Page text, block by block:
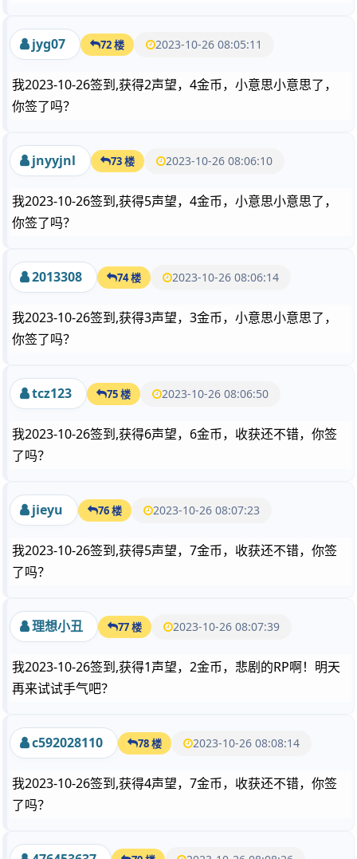
jyg07 72 楼 2023-10-26 08:05:11
我2023-10-26签到,获得2声望，4金币，小意思小意思了，
你签了吗？
jnyyjnl 73 楼 2023-10-26 08:06:10
我2023-10-26签到,获得5声望，4金币，小意思小意思了，
你签了吗？
2013308 74 楼 2023-10-26 08:06:14
我2023-10-26签到,获得3声望，3金币，小意思小意思了，
你签了吗？
tcz123 75 楼 2023-10-26 08:06:50
我2023-10-26签到,获得6声望，6金币，收获还不错，你签
了吗？
jieyu 76 楼 2023-10-26 08:07:23
我2023-10-26签到,获得5声望，7金币，收获还不错，你签
了吗？
理想小丑 77 楼 2023-10-26 08:07:39
我2023-10-26签到,获得1声望，2金币，悲剧的RP啊！明天
再来试试手气吧？
c592028110 78 楼 2023-10-26 08:08:14
我2023-10-26签到,获得4声望，7金币，收获还不错，你签
了吗？